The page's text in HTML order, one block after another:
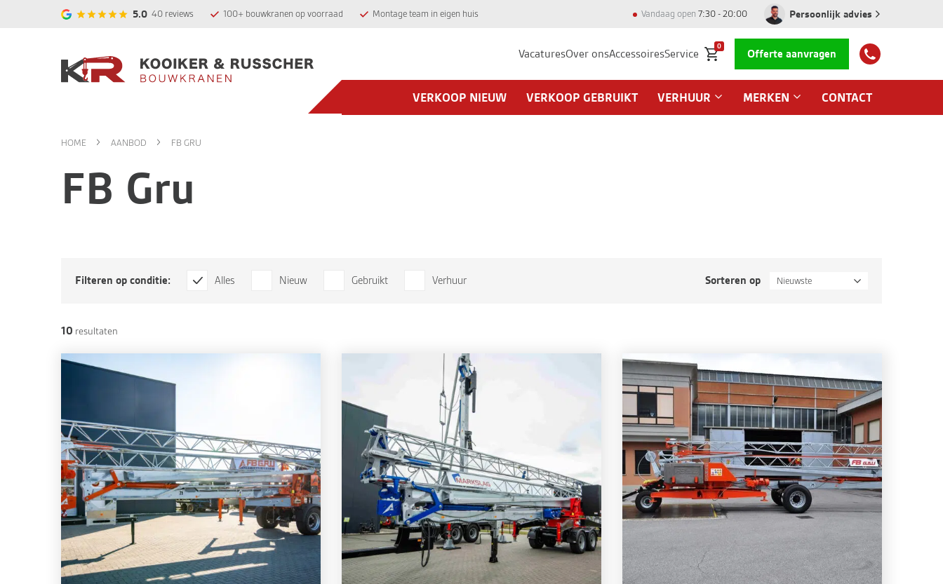
5.0 40 reviews 100+ bouwkranen op voorraad Montage team in eigen huis Vandaag open 7:30 - 20:00 Persoonlijk advies
VacaturesOver onsAccessoiresService
0
Offerte aanvragen
VERKOOP NIEUW VERKOOP GEBRUIKT VERHUUR MERKEN CONTACT
HOME AANBOD FB GRU
FB Gru
Filteren op conditie: Alles Nieuw Gebruikt Verhuur Sorteren op Nieuwste
10 resultaten